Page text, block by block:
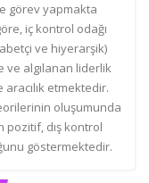
görev yapmakta
iç kontrol odağı
ve hiyerarşik)
ve algılanan liderlik
etmektedir.
oluşumunda
pozitif, dış kontrol
göstermektedir.